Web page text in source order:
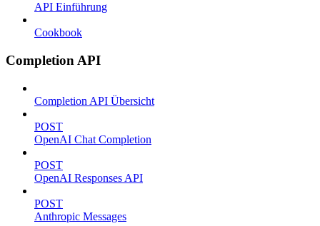
API Einführung
Cookbook
Completion API
Completion API Übersicht
POST
OpenAI Chat Completion
POST
OpenAI Responses API
POST
Anthropic Messages